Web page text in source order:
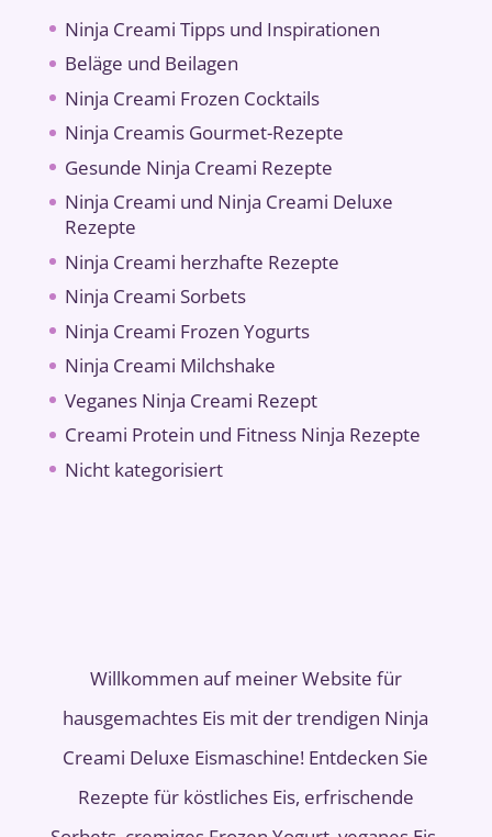
Ninja Creami Tipps und Inspirationen
Beläge und Beilagen
Ninja Creami Frozen Cocktails
Ninja Creamis Gourmet-Rezepte
Gesunde Ninja Creami Rezepte
Ninja Creami und Ninja Creami Deluxe
Rezepte
Ninja Creami herzhafte Rezepte
Ninja Creami Sorbets
Ninja Creami Frozen Yogurts
Ninja Creami Milchshake
Veganes Ninja Creami Rezept
Creami Protein und Fitness Ninja Rezepte
Nicht kategorisiert
Willkommen auf meiner Website für
hausgemachtes Eis mit der trendigen Ninja
Creami Deluxe Eismaschine! Entdecken Sie
Rezepte für köstliches Eis, erfrischende